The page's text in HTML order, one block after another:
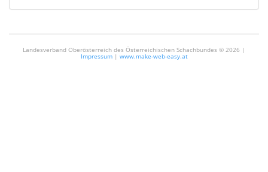
Landesverband Oberösterreich des Österreichischen Schachbundes © 2026 |
Impressum| www.make-web-easy.at